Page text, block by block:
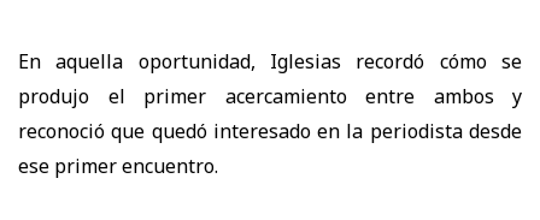
En aquella oportunidad, Iglesias recordó cómo se
produjo el primer acercamiento entre ambos y
reconoció que quedó interesado en la periodista desde
ese primer encuentro.